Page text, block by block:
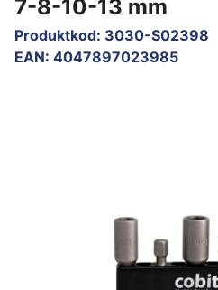
7-8-10-13 mm
Produktkod: 3030-S02398
EAN: 4047897023985